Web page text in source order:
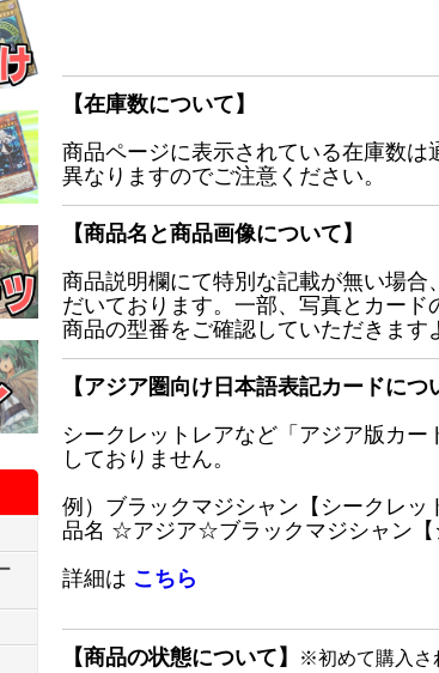
【在庫数について】
商品ページに表示されている在庫数
異なりますのでご注意ください。
【商品名と商品画像について】
商品説明欄にて特別な記載が無い場
だいております。一部、写真とカー
商品の型番をご確認していただきます
【アジア圏向け日本語表記カードにつ
シークレットレアなど「アジア版カ
しておりません。
例）ブラックマジシャン【シークレ
品名 ☆アジア☆ブラックマジシャン【
詳細は こちら
【商品の状態について】 ※初めて購入さ